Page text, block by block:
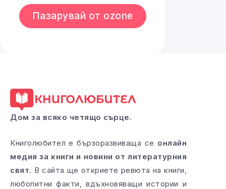
Пазарувай от ozone
Дом за всяко четящо сърце.
Книголюбител е бързоразвиваща се онлайн
медия за книги и новини от литературния
свят. В сайта ще откриете ревюта на книги,
любопитни факти, вдъхновяващи истории и